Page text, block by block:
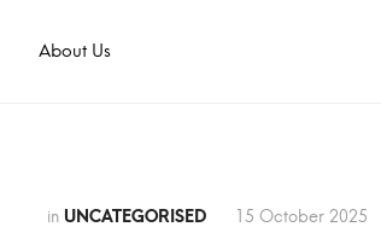
About Us
in UNCATEGORISED 15 October 2025